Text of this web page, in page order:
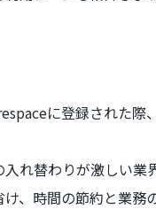
に登録された
れ替わりが激しい業
、時間の節約と業